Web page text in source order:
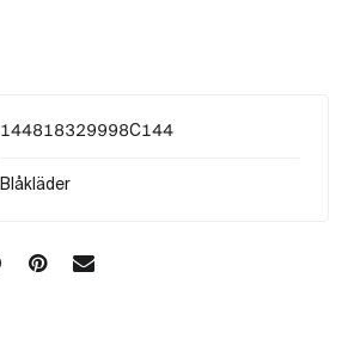
144818329998C144
Blåkläder